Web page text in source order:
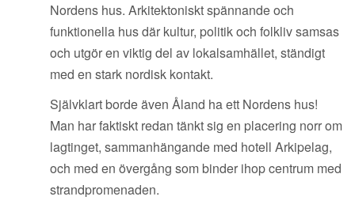
Nordens hus. Arkitektoniskt spännande och
funktionella hus där kultur, politik och folkliv samsas
och utgör en viktig del av lokalsamhället, ständigt
med en stark nordisk kontakt.
Självklart borde även Åland ha ett Nordens hus!
Man har faktiskt redan tänkt sig en placering norr om
lagtinget, sammanhängande med hotell Arkipelag,
och med en övergång som binder ihop centrum med
strandpromenaden.